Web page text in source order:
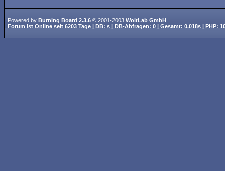
Powered by Burning Board 2.3.6 © 2001-2003 WoltLab GmbH
Forum ist Online seit 6203 Tage | DB: s | DB-Abfragen: 0 | Gesamt: 0.018s | PHP: